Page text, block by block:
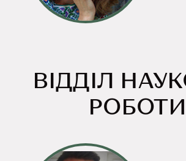
ВІДДІЛ
РОБОТИ